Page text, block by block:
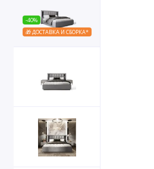
-40%
🎁 ДОСТАВКА И СБОРКА*